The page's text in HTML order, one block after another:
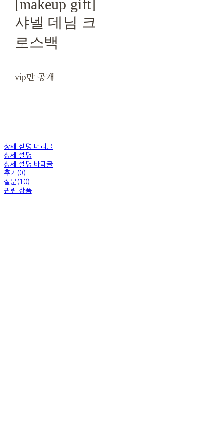
[makeup gift]
샤넬 데님 크
로스백
vip만 공개
상세 설명 머리글
상세 설명
상세 설명 바닥글
후기(0)
질문(10)
관련 상품